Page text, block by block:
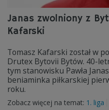
Janas zwolniony z
Kafarski
Tomasz Kafarski został w
Drutex Bytovii Bytów. 40-
tym stanowisku Pawła
beniaminka piłkarskiej
roku.
Zobacz więcej na temat: 1. liga